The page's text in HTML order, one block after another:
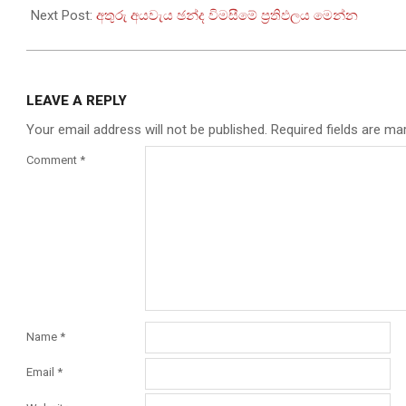
02
Next Post: අතුරු අයවැය ඡන්ද විමසීමේ ප්‍රතිඵලය මෙන්න
LEAVE A REPLY
Your email address will not be published. Required fields are
Comment *
Name *
Email *